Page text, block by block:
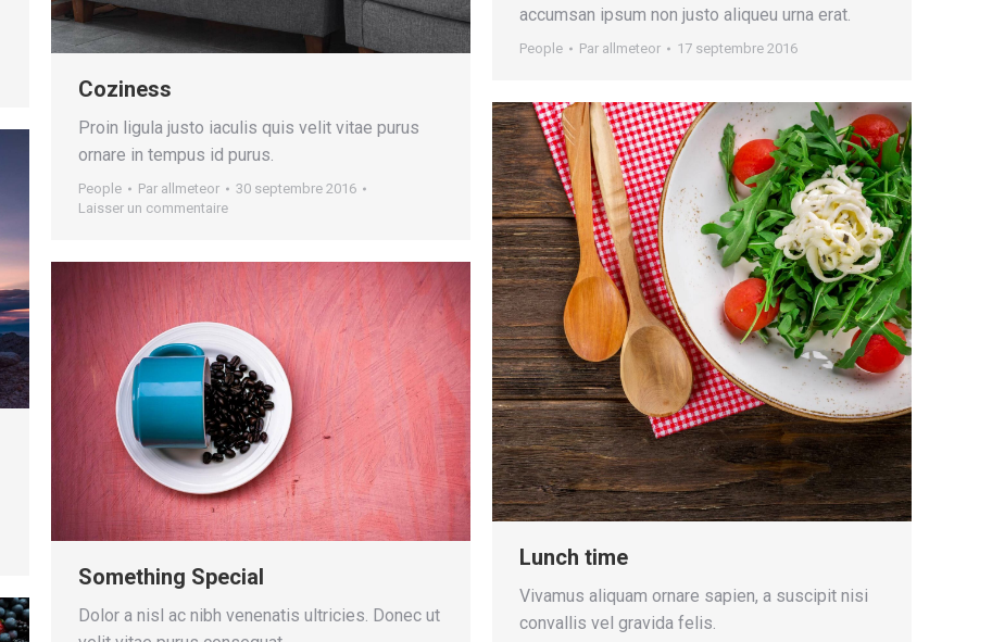
Coziness
Proin ligula justo iaculis quis velit vitae purus
ornare in tempus id purus.
People Par allmeteor
30 septembre 2016
Laisser un commentaire
accumsan ipsum non justo aliqueu urna erat.
People Par allmeteor 17 septembre 2016
Lunch time
Vivamus aliquam ornare sapien, a suscipit nisi
convallis vel gravida felis.
Something Special
Dolor a nisl ac nibh venenatis ultricies. Donec ut